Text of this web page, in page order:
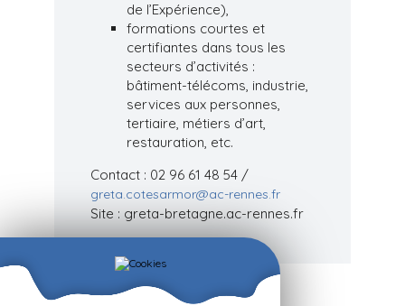
de l’Expérience),
formations courtes et
certifiantes dans tous les
secteurs d’activités :
bâtiment-télécoms, industrie,
services aux personnes,
tertiaire, métiers d’art,
restauration, etc.
Contact : 02 96 61 48 54 /
greta.cotesarmor@ac-rennes.fr
Site : greta-bretagne.ac-rennes.fr